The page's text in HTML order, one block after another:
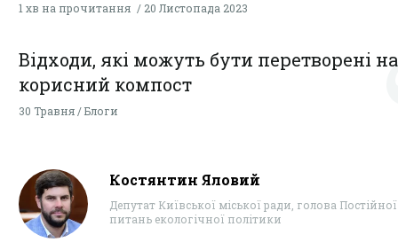
1 хв на прочитання 20 Листопада 2023
Відходи, які можуть бути перетворені на
корисний компост
30 Травня / Блоги
Костянтин Яловий
Депутат Київської міської ради, голова Постійної
питань екологічної політики